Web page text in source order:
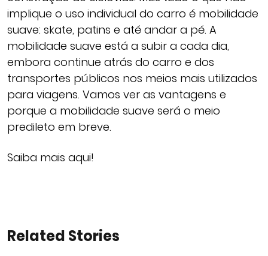
implique o uso individual do carro é mobilidade
suave: skate, patins e até andar a pé. A
mobilidade suave está a subir a cada dia,
embora continue atrás do carro e dos
transportes públicos nos meios mais utilizados
para viagens. Vamos ver as vantagens e
porque a mobilidade suave será o meio
predileto em breve.
Saiba mais aqui!
Related Stories